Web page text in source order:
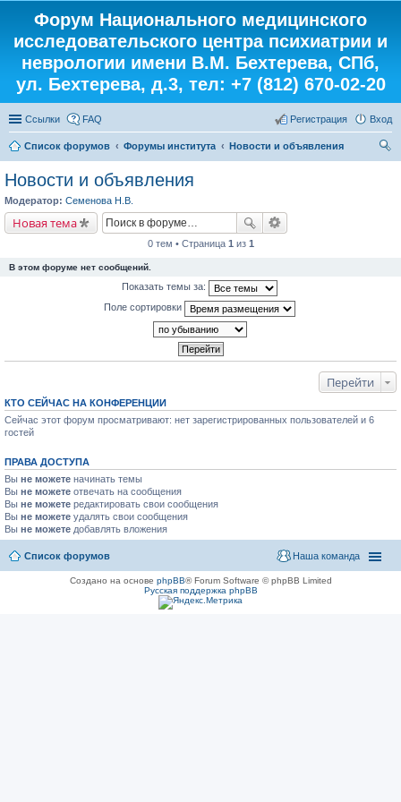
Форум Национального медицинского
исследовательского центра психиатрии и
неврологии имени В.М. Бехтерева, СПб,
ул. Бехтерева, д.3, тел: +7 (812) 670-02-20
Ссылки FAQ Вход
Регистрация
Список форумов Форумы института
Новости и объявления
Новости и объявления
Модератор: Семенова Н.В.
Новая тема
0 тем • Страница 1 из 1
В этом форуме нет сообщений.
Показать темы за:
Поле сортировки
Перейти
КТО СЕЙЧАС НА КОНФЕРЕНЦИИ
Сейчас этот форум просматривают: нет зарегистрированных пользователей и 6
гостей
ПРАВА ДОСТУПА
Вы не можете начинать темы
Вы не можете отвечать на сообщения
Вы не можете редактировать свои сообщения
Вы не можете удалять свои сообщения
Вы не можете добавлять вложения
Список форумов Наша команда
Создано на основе phpBB® Forum Software © phpBB Limited
Русская поддержка phpBB